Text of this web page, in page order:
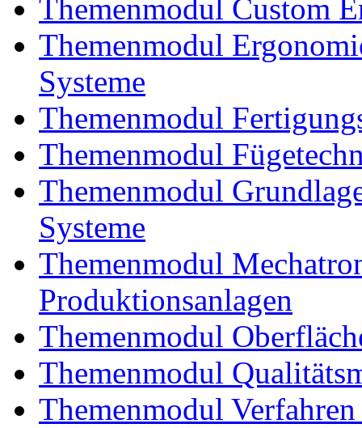
Themenmodul Custom
Themenmodul
Systeme
Themenmodul
Themenmodul
Themenmodul
Systeme
Themenmodul
Produktionsanlagen
Themenmodul
Themenmodul
Themenmodul